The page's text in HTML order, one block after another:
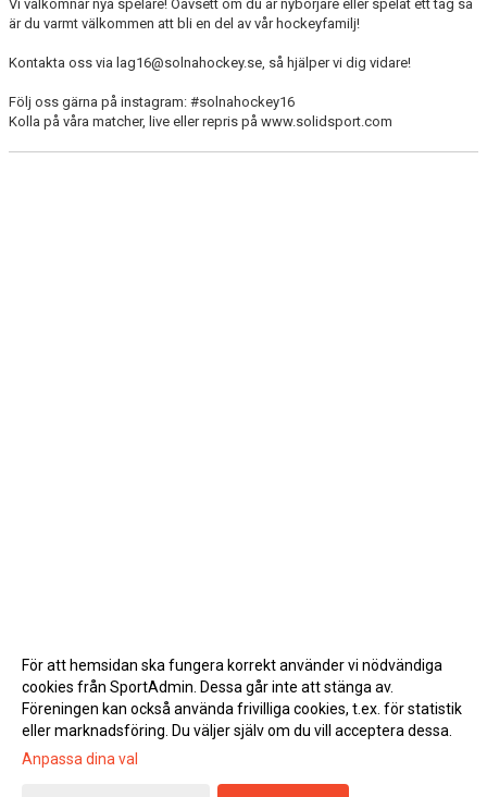
Vi välkomnar nya spelare! Oavsett om du är nybörjare eller spelat ett tag så
är du varmt välkommen att bli en del av vår hockeyfamilj!
Kontakta oss via lag16@solnahockey.se, så hjälper vi dig vidare!
Följ oss gärna på instagram: #solnahockey16
Kolla på våra matcher, live eller repris på www.solidsport.com
Gå till Webbversion
För att hemsidan ska fungera korrekt använder vi nödvändiga
cookies från SportAdmin. Dessa går inte att stänga av.
Föreningen kan också använda frivilliga cookies, t.ex. för statistik
eller marknadsföring. Du väljer själv om du vill acceptera dessa.
Anpassa dina val